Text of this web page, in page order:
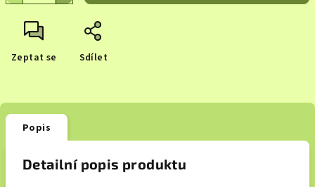
Zeptat se Sdílet
Popis
Detailní popis produktu